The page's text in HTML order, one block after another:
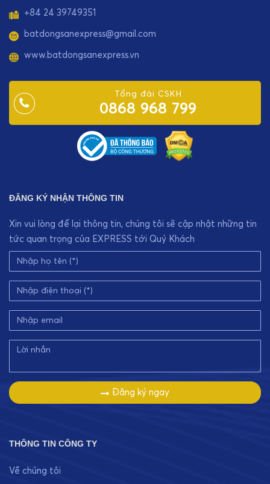
+84 24 39749351
batdongsanexpress@gmail.com
www.batdongsanexpress.vn
Tổng đài CSKH
0868 968 799
ĐĂNG KÝ NHẬN THÔNG TIN
Xin vui lòng để lại thông tin, chúng tôi sẽ cập nhật những tin
tức quan trọng của EXPRESS tới Quý Khách
Đăng ký ngay
THÔNG TIN CÔNG TY
Về chúng tôi